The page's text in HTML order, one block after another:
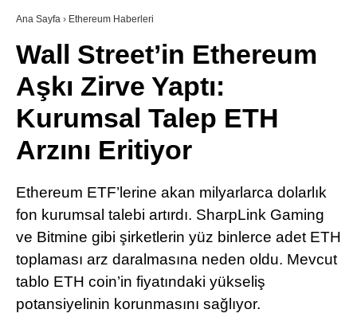
Youtube
SÖZLÜK
Ana Sayfa › Ethereum Haberleri
Wall Street’in Ethereum
Aşkı Zirve Yaptı:
Kurumsal Talep ETH
Arzını Eritiyor
Ethereum ETF’lerine akan milyarlarca dolarlık
fon kurumsal talebi artırdı. SharpLink Gaming
ve Bitmine gibi şirketlerin yüz binlerce adet ETH
toplaması arz daralmasına neden oldu. Mevcut
tablo ETH coin’in fiyatındaki yükseliş
potansiyelinin korunmasını sağlıyor.